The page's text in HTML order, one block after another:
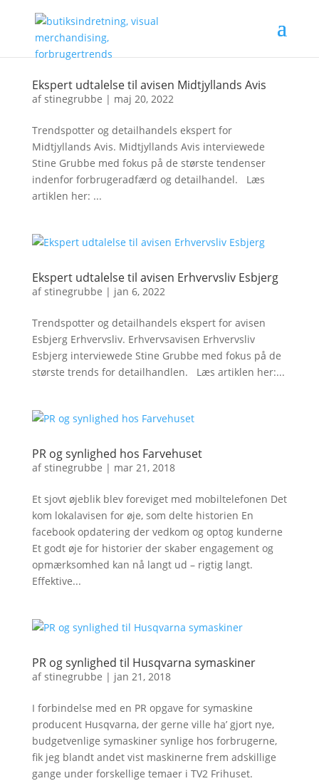
Ekspert udtalelse til avisen Midtjyllands Avis
afstinegrubbe | maj 20, 2022
Trendspotter og detailhandels ekspert for
Midtjyllands Avis. Midtjyllands Avis interviewede
Stine Grubbe med fokus på de største tendenser
indenfor forbrugeradfærd og detailhandel. Læs
artiklen her: ...
Ekspert udtalelse til avisen Erhvervsliv Esbjerg
afstinegrubbe | jan 6, 2022
Trendspotter og detailhandels ekspert for avisen
Esbjerg Erhvervsliv. Erhvervsavisen Erhvervsliv
Esbjerg interviewede Stine Grubbe med fokus på de
største trends for detailhandlen. Læs artiklen her:...
PR og synlighed hos Farvehuset
afstinegrubbe | mar 21, 2018
Et sjovt øjeblik blev foreviget med mobiltelefonen Det
kom lokalavisen for øje, som delte historien En
facebook opdatering der vedkom og optog kunderne
Et godt øje for historier der skaber engagement og
opmærksomhed kan nå langt ud – rigtig langt.
Effektive...
PR og synlighed til Husqvarna symaskiner
afstinegrubbe | jan 21, 2018
I forbindelse med en PR opgave for symaskine
producent Husqvarna, der gerne ville ha’ gjort nye,
budgetvenlige symaskiner synlige hos forbrugerne,
fik jeg blandt andet vist maskinerne frem adskillige
gange under forskellige temaer i TV2 Frihuset.